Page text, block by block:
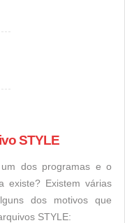
STYLE
dos programas e o
existe? Existem várias
dos motivos que
STYLE: